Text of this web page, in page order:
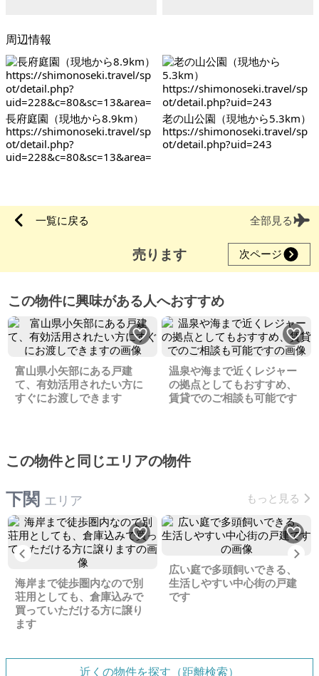
周辺情報
長府庭園（現地から8.9km）
https://shimonoseki.travel/sp
ot/detail.php?
uid=228&c=80&sc=13&area=
老の山公園（現地から5.3km）
https://shimonoseki.travel/sp
ot/detail.php?uid=243
一覧に戻る 全部見る
売ります 次ページ
この物件に興味がある人へおすすめ
富山県小矢部にある戸建
て、有効活用されたい方に
すぐにお渡しできます
温泉や海まで近くレジャー
の拠点としてもおすすめ、
賃貸でのご相談も可能です
この物件と同じエリアの物件
下関 エリア もっと見る
Previous
海岸まで徒歩圏内なので別
荘用としても、倉庫込みで
買っていただける方に譲り
ます
広い庭で多頭飼いできる、
生活しやすい中心街の戸建
です
近くの物件を探す（距離検索）